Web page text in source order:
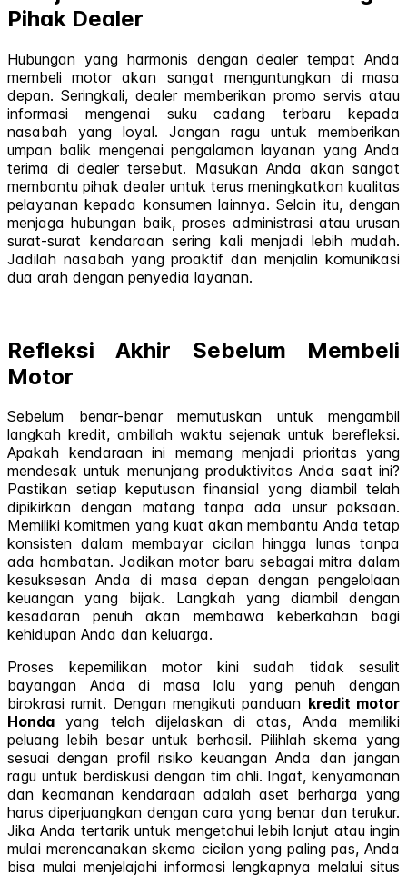
Pihak Dealer
Hubungan yang harmonis dengan dealer tempat Anda
membeli motor akan sangat menguntungkan di masa
depan. Seringkali, dealer memberikan promo servis atau
informasi mengenai suku cadang terbaru kepada
nasabah yang loyal. Jangan ragu untuk memberikan
umpan balik mengenai pengalaman layanan yang Anda
terima di dealer tersebut. Masukan Anda akan sangat
membantu pihak dealer untuk terus meningkatkan kualitas
pelayanan kepada konsumen lainnya. Selain itu, dengan
menjaga hubungan baik, proses administrasi atau urusan
surat-surat kendaraan sering kali menjadi lebih mudah.
Jadilah nasabah yang proaktif dan menjalin komunikasi
dua arah dengan penyedia layanan.
Refleksi Akhir Sebelum Membeli
Motor
Sebelum benar-benar memutuskan untuk mengambil
langkah kredit, ambillah waktu sejenak untuk berefleksi.
Apakah kendaraan ini memang menjadi prioritas yang
mendesak untuk menunjang produktivitas Anda saat ini?
Pastikan setiap keputusan finansial yang diambil telah
dipikirkan dengan matang tanpa ada unsur paksaan.
Memiliki komitmen yang kuat akan membantu Anda tetap
konsisten dalam membayar cicilan hingga lunas tanpa
ada hambatan. Jadikan motor baru sebagai mitra dalam
kesuksesan Anda di masa depan dengan pengelolaan
keuangan yang bijak. Langkah yang diambil dengan
kesadaran penuh akan membawa keberkahan bagi
kehidupan Anda dan keluarga.
Proses kepemilikan motor kini sudah tidak sesulit
bayangan Anda di masa lalu yang penuh dengan
birokrasi rumit. Dengan mengikuti panduan kredit motor
Honda yang telah dijelaskan di atas, Anda memiliki
peluang lebih besar untuk berhasil. Pilihlah skema yang
sesuai dengan profil risiko keuangan Anda dan jangan
ragu untuk berdiskusi dengan tim ahli. Ingat, kenyamanan
dan keamanan kendaraan adalah aset berharga yang
harus diperjuangkan dengan cara yang benar dan terukur.
Jika Anda tertarik untuk mengetahui lebih lanjut atau ingin
mulai merencanakan skema cicilan yang paling pas, Anda
bisa mulai menjelajahi informasi lengkapnya melalui situs